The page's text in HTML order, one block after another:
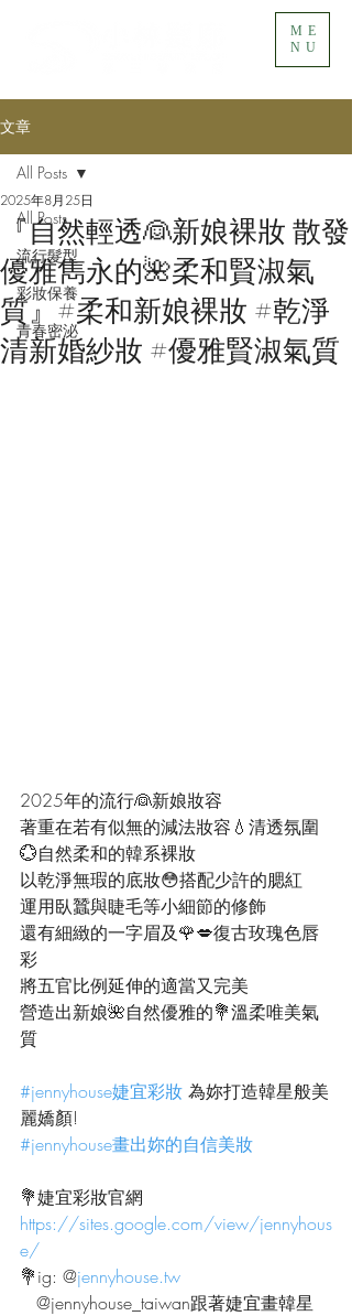
ME
NU
文章
All Posts
流行髮型
彩妝保養
青春密泌
All Posts
『自然輕透👰新娘裸妝 散發
優雅雋永的🌺柔和賢淑氣
質』​#柔和新娘裸妝 #乾淨
清新婚紗妝 #優雅賢淑氣質
2025年8月25日
2025年的流行👰新娘妝容
著重在若有似無的減法妝容💧清透氛圍
💮自然柔和的韓系裸妝
以乾淨無瑕的底妝😳搭配少許的腮紅
運用臥蠶與睫毛等小細節的修飾
還有細緻的一字眉及🌹💋復古玫瑰色唇
彩
將五官比例延伸的適當又完美
營造出新娘🌺自然優雅的💐溫柔唯美氣
質
#jennyhouse婕宜彩妝 為妳打造韓星般美
麗嬌顏!
#jennyhouse畫出妳的自信美妝
💐婕宜彩妝官網
https://sites.google.com/view/jennyhous
e/
💐ig: @jennyhouse.tw
   @jennyhouse_taiwan跟著婕宜畫韓星